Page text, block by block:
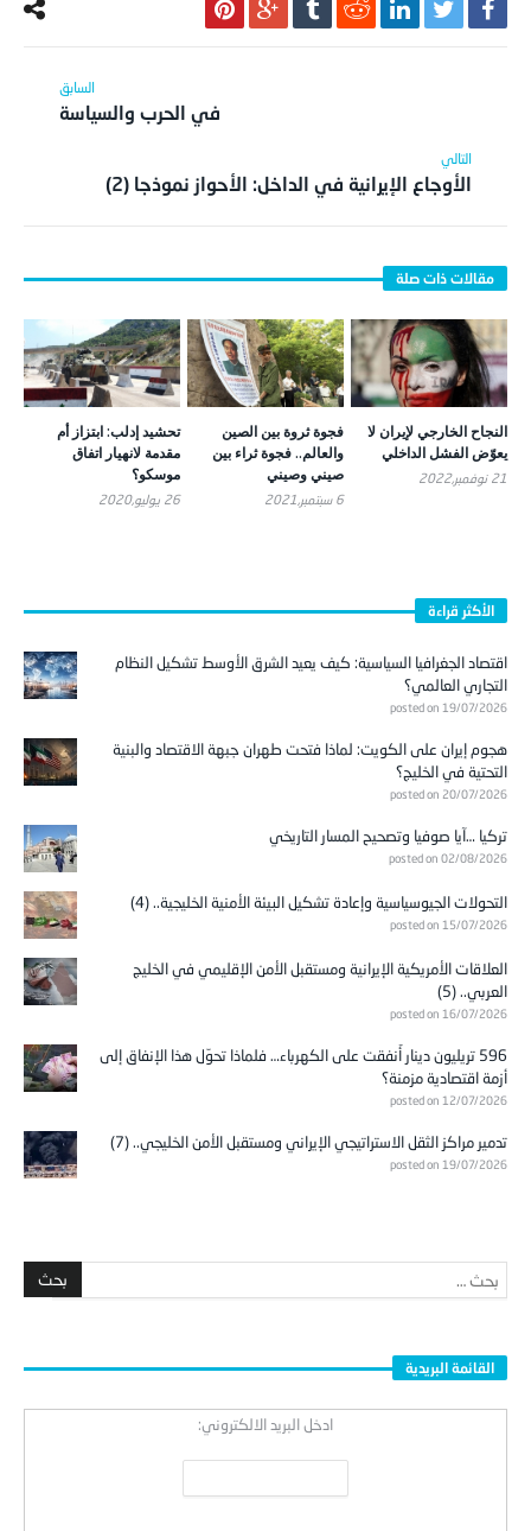
في الحرب والسياسة
الأوجاع الإيرانية في الداخل: الأحواز نموذجا (2)
النجاح الخارجي لإيران لا
يعوّض الفشل الداخلي
21 نوفمبر,2022
فجوة ثروة بين الصين
والعالم.. فجوة ثراء بين
صيني وصيني
6 سبتمبر,2021
تحشيد إدلب: ابتزاز أم
مقدمة لانهيار اتفاق
موسكو؟
26 يوليو,2020
التجاري العالمي؟
posted on 19/07/2026
التحتية في الخليج؟
posted on 20/07/2026
posted on 02/08/2026
posted on 15/07/2026
العربي.. (5)
posted on 16/07/2026
أزمة اقتصادية مزمنة؟
posted on 12/07/2026
posted on 19/07/2026